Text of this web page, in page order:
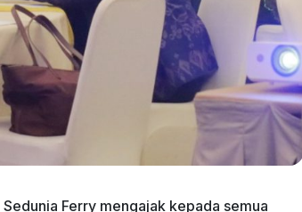
Ferry mengajak kepada semua